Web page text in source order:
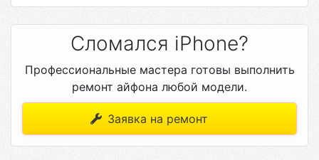
Сломался iPhone?
Профессиональные мастера готовы выполнить
ремонт айфона любой модели.
Заявка на ремонт